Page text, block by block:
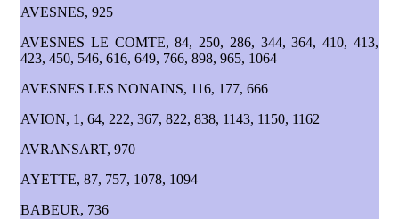
AVESNES, 925
AVESNES LE COMTE, 84, 250, 286, 344, 364, 410, 413,
423, 450, 546, 616, 649, 766, 898, 965, 1064
AVESNES LES NONAINS, 116, 177, 666
AVION, 1, 64, 222, 367, 822, 838, 1143, 1150, 1162
AVRANSART, 970
AYETTE, 87, 757, 1078, 1094
BABEUR, 736